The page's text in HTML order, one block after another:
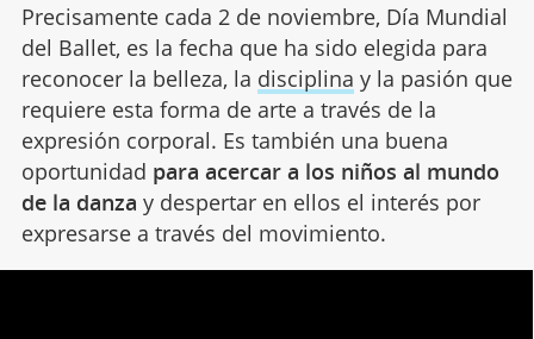
Precisamente cada 2 de noviembre, Día Mundial
del Ballet, es la fecha que ha sido elegida para
reconocer la belleza, la disciplina y la pasión que
requiere esta forma de arte a través de la
expresión corporal. Es también una buena
oportunidad para acercar a los niños al mundo
de la danza y despertar en ellos el interés por
expresarse a través del movimiento.